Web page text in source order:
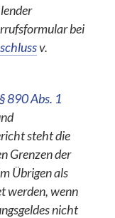
bei
v.
§ 890 Abs. 1
steht die
Grenzen der
Übrigen als
werden, wenn
nicht